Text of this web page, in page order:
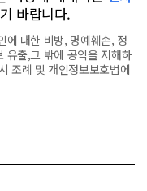
바랍니다.
에 대한 비방, 명예훼손, 정
유출,그 밖에 공익을 저해하
조례 및 개인정보보호법에